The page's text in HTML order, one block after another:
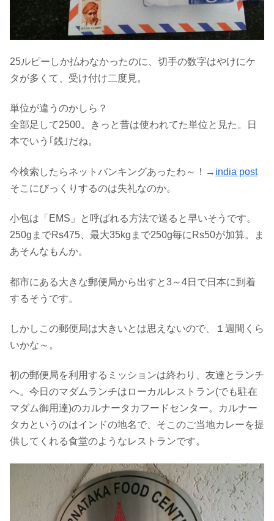
25ルピーしか払わなかったのに、切手の数字はやけにケ
タが多くて、受け付け二度見。
単位が違うのかしら？
全部足して2500。きっと昔は使われてた単位と見た。日
本でいう｢銭｣だね。
今検索したらネットバンキングあったわ～！→ india post
そこにびっくりするのは失礼なのか。
小包は「EMS」と呼ばれる方法で送ると早いそうです。
250gまでRs475、最大35kgまで250g毎にRs50が加算。ま
あそんなもんか。
都市にある大きな郵便局から出すと3～4日で日本に到着
するそうです。
しかしこの郵便局は大きいとは思えないので、１週間くら
いかな～。
初の郵便局を利用するミッションは終わり、友達とランチ
へ。今日のマダムランチはローカルレストラン(でも駐在
マダム御用達)のカルナータカフードセンター。カルナー
タカというのはインドの地名で、そこのご当地カレーを提
供してくれる食堂のようなレストランです。